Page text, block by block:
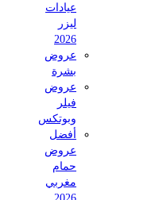
عيادات
عروض
بشرة
عروض
وبوتكس
أفضل
عروض
حمام
مغربي